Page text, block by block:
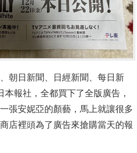
朝日新聞、日經新聞、每日新
本報社，全都買下了全版廣告，
張安妮亞的顏藝，馬上就讓很多
店裡頭為了廣告來搶購當天的報